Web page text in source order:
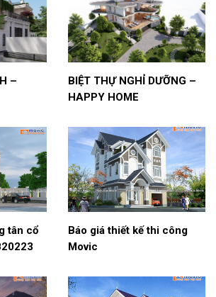
–
BIỆT THỰ NGHỈ DƯỠNG –
HAPPY HOME
tân cổ
Báo giá thiết kế thi công
Movic